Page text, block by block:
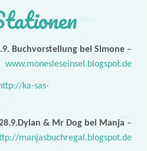
Buchvorstellung bei Simone –
www.monesleseinsel.blogspot.de
ka-sas-
& Mr Dog bei Manja –
manjasbuchregal.blogspot.de